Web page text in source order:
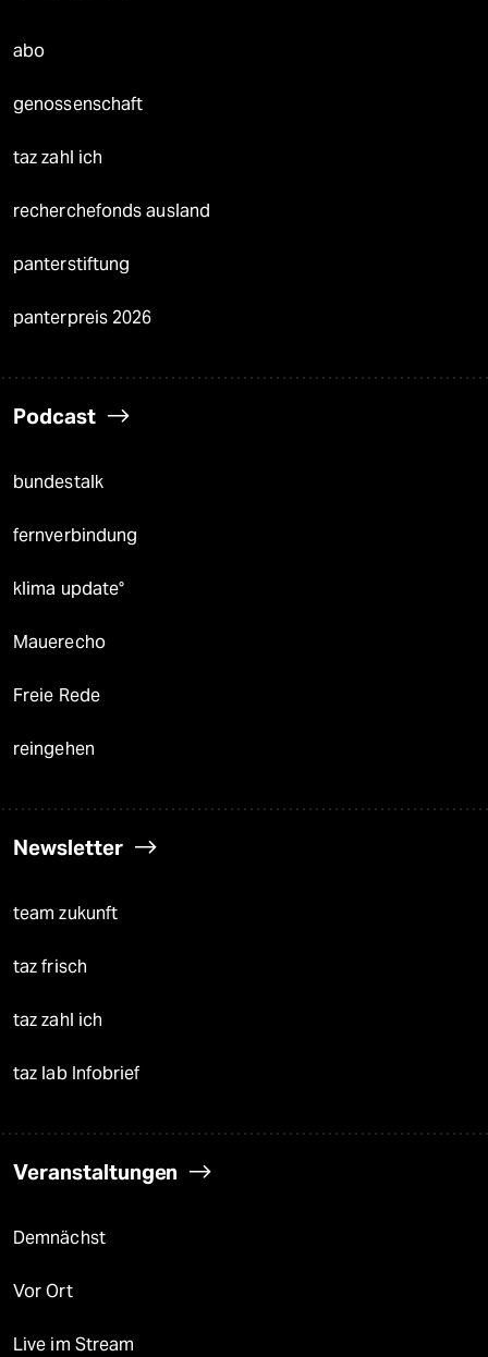
abo
genossenschaft
taz zahl ich
recherchefonds ausland
panterstiftung
panterpreis 2026
Podcast
bundestalk
fernverbindung
klima update°
Mauerecho
Freie Rede
reingehen
Newsletter
team zukunft
taz frisch
taz zahl ich
taz lab Infobrief
Veranstaltungen
Demnächst
Vor Ort
Live im Stream